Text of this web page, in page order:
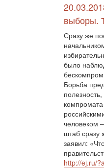
выборы.
Сразу же
было
Борьба
человеком
штаб сразу
заявил:
http://ej.ru/